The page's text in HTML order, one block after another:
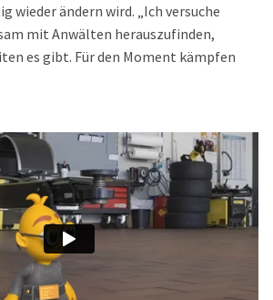
wieder ändern wird. „Ich versuche
mit Anwälten herauszufinden,
es gibt. Für den Moment kämpfen